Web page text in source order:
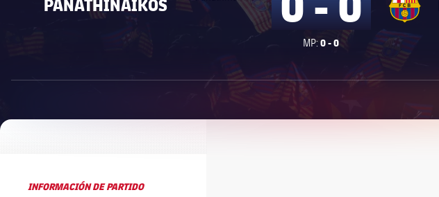
MP:0 - 0
1xbet-multi
INFORMACIÓN DE PARTIDO